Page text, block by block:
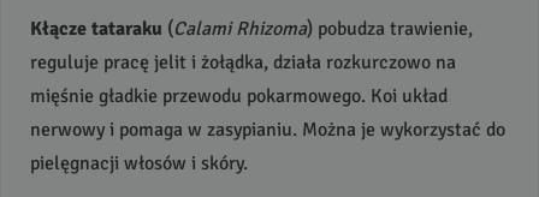
Kłącze tataraku (Calami Rhizoma) pobudza trawienie,
reguluje pracę jelit i żołądka, działa rozkurczowo na
mięśnie gładkie przewodu pokarmowego. Koi układ
nerwowy i pomaga w zasypianiu. Można je wykorzystać do
pielęgnacji włosów i skóry.